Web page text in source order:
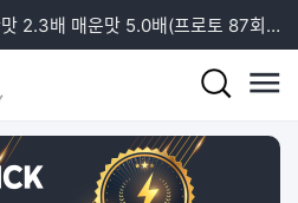
[천기누설픽] 순한맛 2.3배 매운맛 5.0배(프로토 87회차 일요일)
[프리미엄픽] 프로토 88회차 엘리테세리엔 + 챔피언스리그 예선 분석